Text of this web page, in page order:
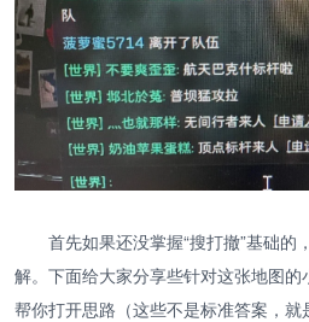
首先如果还没掌握“搜打撤”基础的
解。下面给大家分享些针对这张地图
帮你打开思路（这些不是标准答案，